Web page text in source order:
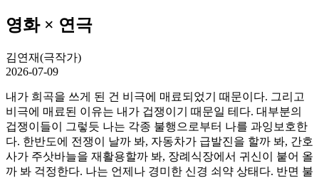
영화 × 연극
김연재(극작가)
2026-07-09
내가 희곡을 쓰게 된 건 비극에 매료되었기 때문이다. 그리고
비극에 매료된 이유는 내가 겁쟁이기 때문일 테다. 대부분의
겁쟁이들이 그렇듯 나는 각종 불행으로부터 나를 과잉보호한
다. 한반도에 전쟁이 날까 봐, 자동차가 급발진을 할까 봐, 간호
사가 주삿바늘을 재활용할까 봐, 장례식장에서 귀신이 붙어 올
까 봐 걱정한다. 나는 언제나 경미한 신경 쇠약 상태다. 반면 불